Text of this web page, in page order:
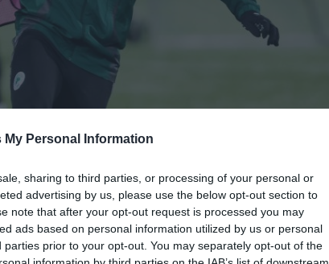
My Personal Information
sharing to third parties, or processing of your personal or
advertising by us, please use the below opt-out section to
note that after your opt-out request is processed you may
ads based on personal information utilized by us or personal
parties prior to your opt-out. You may separately opt-out of the